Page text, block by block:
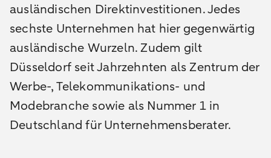
ausländischen Direktinvestitionen. Jedes
sechste Unternehmen hat hier gegenwärtig
ausländische Wurzeln. Zudem gilt
Düsseldorf seit Jahrzehnten als Zentrum der
Werbe-, Telekommunikations- und
Modebranche sowie als Nummer 1 in
Deutschland für Unternehmensberater.